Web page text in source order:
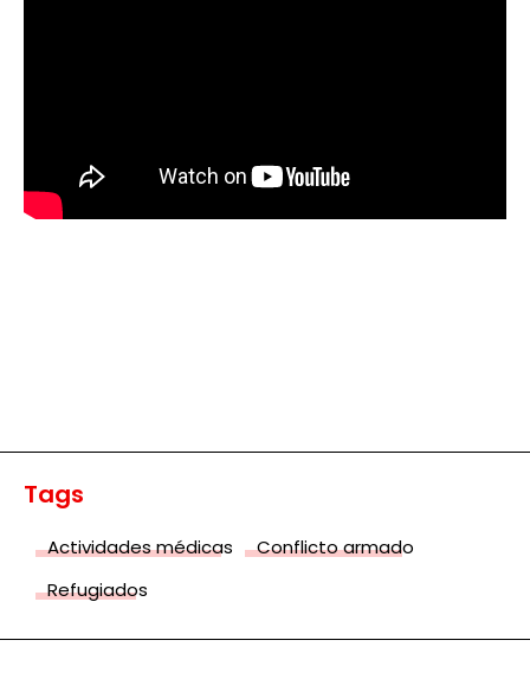
Tags
Actividades médicas
Conflicto armado
Refugiados